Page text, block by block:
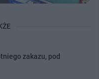
zakazu, pod